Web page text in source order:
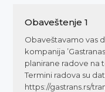
Obaveštenje 1
Obaveštavamo vas
kompanija
planirane radove na
Termini radova su
https://gastrans.rs/